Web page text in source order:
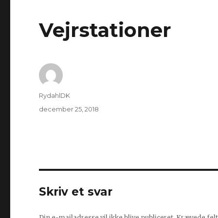
Vejrstationer
Forfatter
RydahlDK
Udgivet
december 25, 2018
Skriv et svar